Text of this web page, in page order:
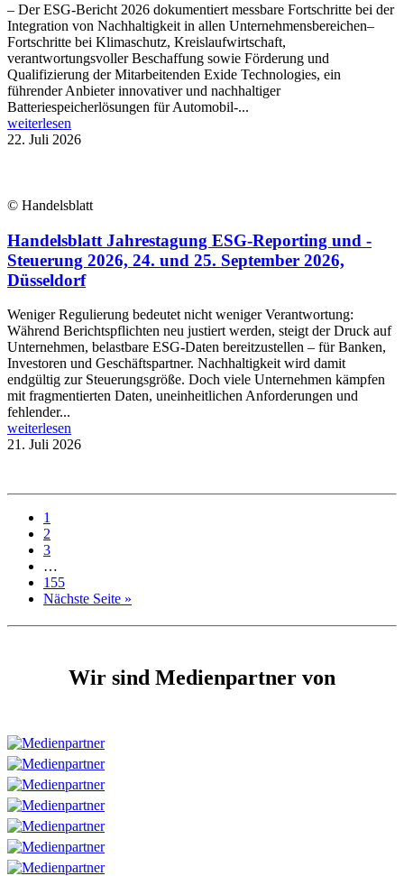
– Der ESG-Bericht 2026 dokumentiert messbare Fortschritte bei der
Integration von Nachhaltigkeit in allen Unternehmensbereichen–
Fortschritte bei Klimaschutz, Kreislaufwirtschaft,
verantwortungsvoller Beschaffung sowie Förderung und
Qualifizierung der Mitarbeitenden Exide Technologies, ein
führender Anbieter innovativer und nachhaltiger
Batteriespeicherlösungen für Automobil-...
weiterlesen
22. Juli 2026
© Handelsblatt
Handelsblatt Jahrestagung ESG-Reporting und -
Steuerung 2026, 24. und 25. September 2026,
Düsseldorf
Weniger Regulierung bedeutet nicht weniger Verantwortung:
Während Berichtspflichten neu justiert werden, steigt der Druck auf
Unternehmen, belastbare ESG-Daten bereitzustellen – für Banken,
Investoren und Geschäftspartner. Nachhaltigkeit wird damit
endgültig zur Steuerungsgröße. Doch viele Unternehmen kämpfen
mit fragmentierten Daten, uneinheitlichen Anforderungen und
fehlender...
weiterlesen
21. Juli 2026
1
2
3
…
155
Nächste Seite »
Wir sind Medienpartner von